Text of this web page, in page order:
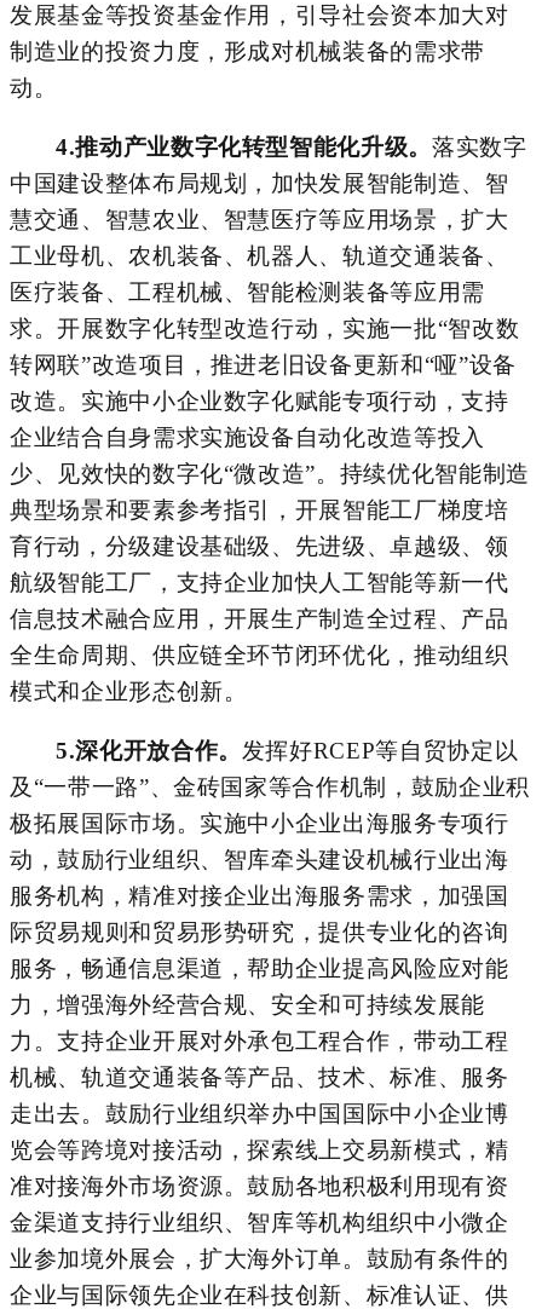
发展基金等投资基金作用，引导社会资本加大对
制造业的投资力度，形成对机械装备的需求带
动。
4.推动产业数字化转型智能化升级。 落实数字
中国建设整体布局规划，加快发展智能制造、智
慧交通、智慧农业、智慧医疗等应用场景，扩大
工业母机、农机装备、机器人、轨道交通装备、
医疗装备、工程机械、智能检测装备等应用需
求。开展数字化转型改造行动，实施一批“智改数
转网联”改造项目，推进老旧设备更新和“哑”设备
改造。实施中小企业数字化赋能专项行动，支持
企业结合自身需求实施设备自动化改造等投入
少、见效快的数字化“微改造”。 持续优化智能制造
典型场景和要素参考指引， 开展智能工厂梯度培
育行动， 分级建设基础级、先进级、卓越级、领
航级智能工厂， 支持企业加快人工智能等新一代
信息技术融合应用， 开展生产制造全过程、产品
全生命周期、供应链全环节闭环优化， 推动组织
模式和企业形态创新。
5.深化开放合作。 发挥好RCEP等自贸协定以
及“一带一路”、金砖国家等合作机制，鼓励企业积
极拓展国际市场。实施中小企业出海服务专项行
动，鼓励行业组织、智库牵头建设机械行业出海
服务机构，精准对接企业出海服务需求 ，加强国
际贸易规则和贸易形势研究，提供专业化的咨询
服务，畅通信息渠道，帮助企业提高风险应对能
力，增强海外经营合规、安全和可持续发展能
力。支持企业开展对外承包工程合作，带动工程
机械、轨道交通装备等产品、技术、标准、服务
走出去。 鼓励行业组织举办中国国际中小企业博
览会等跨境对接活动，探索线上交易新模式，精
准对接海外市场资源。鼓励各地积极利用现有资
金渠道支持行业组织、智库等机构组织中小微企
业参加境外展会，扩大海外订单。 鼓励有条件的
企业与国际领先企业在科技创新、 标准认证、 供